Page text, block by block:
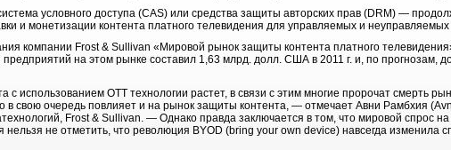
условного доступа (CAS) или средства защиты авторских прав (DRM) —
и монетизации контента платного телевидения для управляемых и неуправляемых
компании Frost & Sullivan «Мировой рынок защиты контента платного
на этом рынке составил 1,63 млрд. долл. США в 2011 г. и, по прогнозам,
использованием OTT технологии растет, в связи с этим многие пророчат смерть
в свою очередь повлияет и на рынок защиты контента, — отмечает Авни Рамбхия
Frost & Sullivan. — Однако правда заключается в том, что мировой спрос
нельзя не отметить, что революция BYOD (bring your own device) навсегда изменила